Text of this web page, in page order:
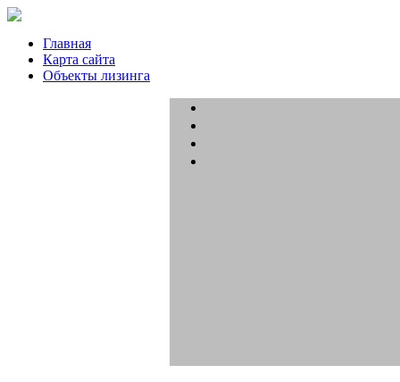
Главная
Карта сайта
Объекты лизинга